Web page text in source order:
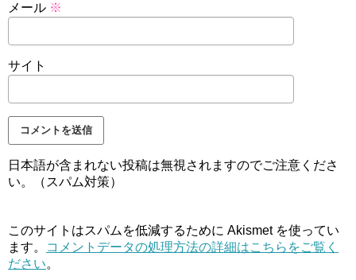
メール ※
サイト
日本語が含まれない投稿は無視されますのでご注意くださ
い。（スパム対策）
このサイトはスパムを低減するために Akismet を使ってい
ます。
コメントデータの処理方法の詳細はこちらをご覧く
ださい。